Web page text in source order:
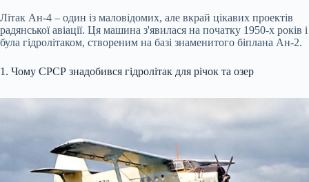
Літак Ан-4 – один із маловідомих, але вкрай цікавих проектів
радянської авіації. Ця машина з'явилася на початку 1950-х років і
була гідролітаком, створеним на базі знаменитого біплана Ан-2.
1. Чому СРСР знадобився гідролітак для річок та озер